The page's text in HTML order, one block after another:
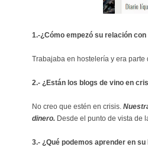
1.-¿Cómo empezó su relación
Trabajaba en hostelería y era parte
2.- ¿Están los blogs de vino en
No creo que estén en crisis.
dinero. Desde el punto de vista de
3.- ¿Qué podemos aprender en su